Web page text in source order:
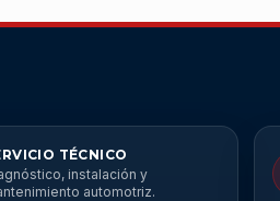
TÉCNICO
instalación y
automotriz.